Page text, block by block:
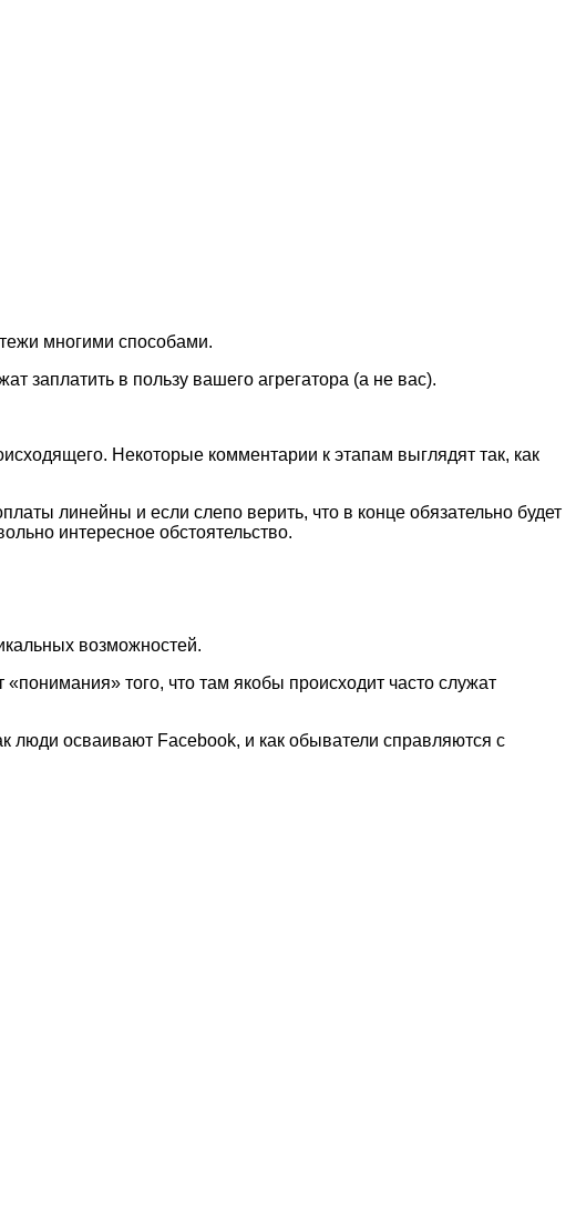
многими способами.
заплатить в пользу вашего агрегатора (а не вас).
Некоторые комментарии к этапам выглядят так, как
линейны и если слепо верить, что в конце обязательно будет
интересное обстоятельство.
возможностей.
того, что там якобы происходит часто служат
люди осваивают Facebook, и как обыватели справляются с